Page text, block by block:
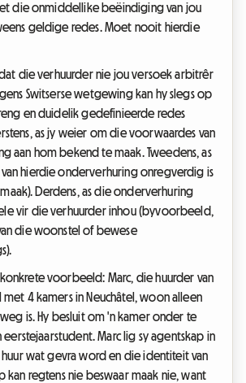
die onmiddellike beëindiging van jou
geldige redes. Moet nooit hierdie
die verhuurder nie jou versoek arbitrêr
Switserse wetgewing kan hy slegs op
en duidelik gedefinieerde redes
as jy weier om die voorwaardes van
aan hom bekend te maak. Tweedens, as
hierdie onderverhuring onregverdig is
maak). Derdens, as die onderverhuring
vir die verhuurder inhou (byvoorbeeld,
die woonstel of bewese
voorbeeld: Marc, die huurder van
4 kamers in Neuchâtel, woon alleen
is. Hy besluit om 'n kamer onder te
eerstejaarstudent. Marc lig sy agentskap in
wat gevra word en die identiteit van
kan regtens nie beswaar maak nie, want